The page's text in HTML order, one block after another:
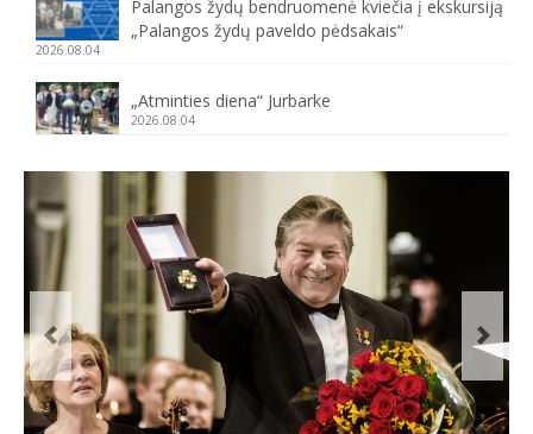
Palangos žydų bendruomenė kviečia į ekskursiją
„Palangos žydų paveldo pėdsakais“
2026.08.04
„Atminties diena“ Jurbarke
2026.08.04
Previous Next